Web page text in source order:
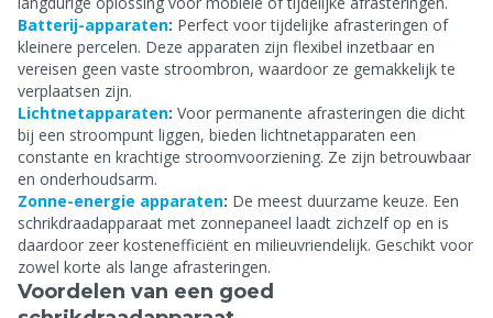
Batterij-apparaten: Perfect voor tijdelijke afrasteringen of
kleinere percelen. Deze apparaten zijn flexibel inzetbaar en
vereisen geen vaste stroombron, waardoor ze gemakkelijk te
verplaatsen zijn.
Lichtnetapparaten: Voor permanente afrasteringen die dicht
bij een stroompunt liggen, bieden lichtnetapparaten een
constante en krachtige stroomvoorziening. Ze zijn betrouwbaar
en onderhoudsarm.
Zonne-energie apparaten: De meest duurzame keuze. Een
schrikdraadapparaat met zonnepaneel laadt zichzelf op en is
daardoor zeer kostenefficiënt en milieuvriendelijk. Geschikt voor
zowel korte als lange afrasteringen.
Voordelen van een goed